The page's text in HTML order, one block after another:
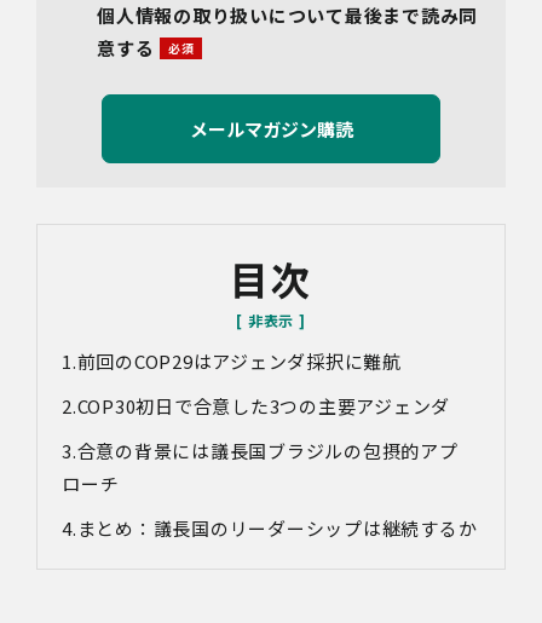
管理者名：管理部長
連絡先：info@bywill.co.jp
3.利用目的
当社で取り扱う個人情報（個人情報保護法第2条第1項によ
り定義された「個人情報」をいい、以下同様とします。）
の利用目的は以下のとおりです。個人情報の提供は任意で
望・お問い合わせ内容・ご意見等の正確な把握、今後の
サービス向上等のために、録音・録画させていただく場合
対象情報
・各種お問い合わせに対応するため
・お問い合わせ対応の品質向上及びお問い合わせ内容等の
・取得した情報を解析又は分析して、当社サービス「環境
個人情報の取り扱いについて最後まで読み同
意する
目次
前回のCOP29はアジェンダ採択に難航
COP30初日で合意した3つの主要アジェンダ
合意の背景には議長国ブラジルの包摂的アプ
ローチ
まとめ：議長国のリーダーシップは継続するか